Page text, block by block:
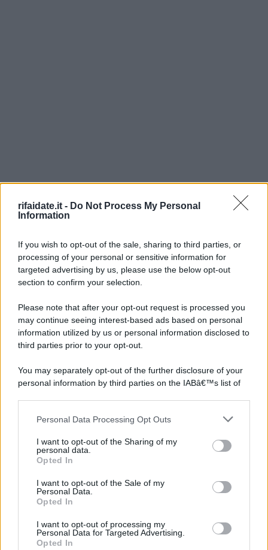
rifaidate.it - Do Not Process My Personal
Information
If you wish to opt-out of the sale, sharing to third parties, or
processing of your personal or sensitive information for
targeted advertising by us, please use the below opt-out
section to confirm your selection.
Please note that after your opt-out request is processed you
may continue seeing interest-based ads based on personal
information utilized by us or personal information disclosed to
third parties prior to your opt-out.
You may separately opt-out of the further disclosure of your
personal information by third parties on the IABâ€™s list of
This information may also be disclosed by us to third parties
further disclose it to other third parties.
Please note that this website/app uses one or more Google
services and may gather and store information including but
not limited to your visit or usage behaviour. You may click to
grant or deny consent to Google and its third-party tags to
consent section.
Personal Data Processing Opt Outs
I want to opt-out of the Sharing of my
personal data.
Opted In
I want to opt-out of the Sale of my
Personal Data.
Opted In
I want to opt-out of processing my
Personal Data for Targeted Advertising.
Opted In